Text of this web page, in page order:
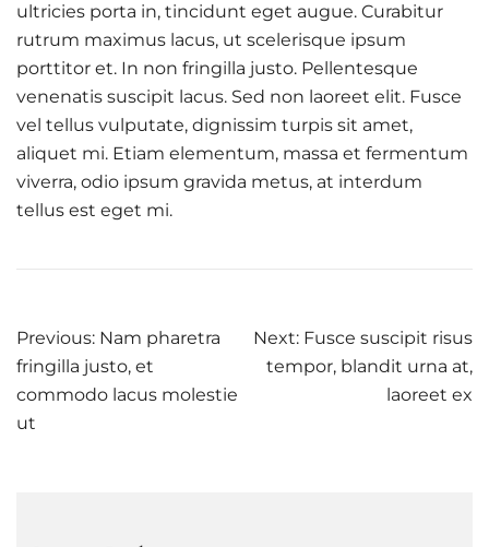
ultricies porta in, tincidunt eget augue. Curabitur
rutrum maximus lacus, ut scelerisque ipsum
porttitor et. In non fringilla justo. Pellentesque
venenatis suscipit lacus. Sed non laoreet elit. Fusce
vel tellus vulputate, dignissim turpis sit amet,
aliquet mi. Etiam elementum, massa et fermentum
viverra, odio ipsum gravida metus, at interdum
tellus est eget mi.
Post
navigation
Previous: Nam pharetra
fringilla justo, et
commodo lacus molestie
ut
Next: Fusce suscipit risus
tempor, blandit urna at,
laoreet ex